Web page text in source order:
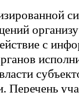
с
Перечень